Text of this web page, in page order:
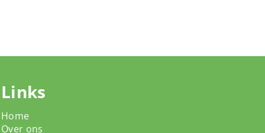
Links
Home
Over ons